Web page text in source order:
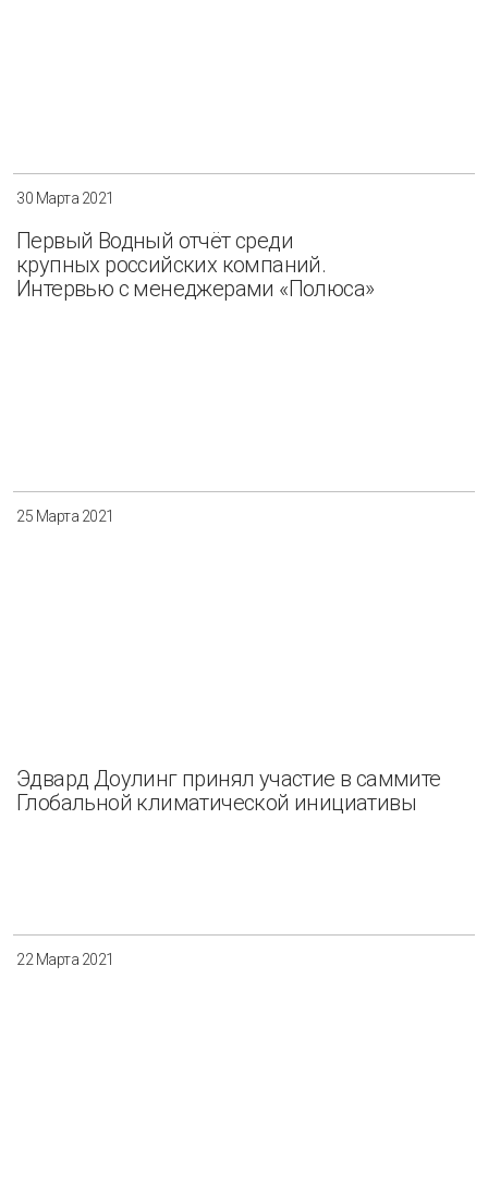
30 Марта 2021
Первый Водный отчёт среди
крупных российских компаний.
Интервью с менеджерами «Полюса»
25 Марта 2021
Эдвард Доулинг принял участие в саммите
Глобальной климатической инициативы
22 Марта 2021